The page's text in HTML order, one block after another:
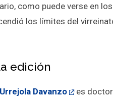
como puede verse en
los límites del
edición
Davanzo
es